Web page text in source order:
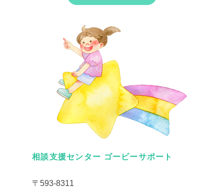
相談支援センター ゴービーサポート
〒593-8311